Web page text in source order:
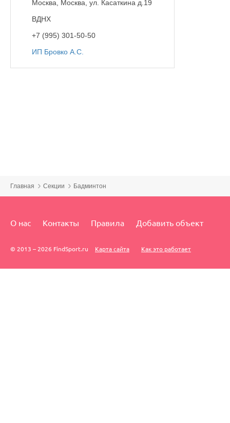
Москва, Москва, ул. Касаткина д.19
ВДНХ
+7 (995) 301-50-50
ИП Бровко А.С.
Главная Секции Бадминтон
О нас Контакты Правила Добавить объект
© 2013 – 2026 FindSport.ru Карта сайта Как это работает